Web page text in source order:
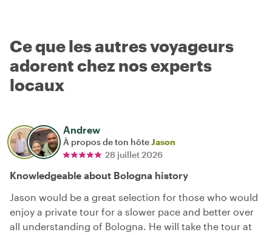
Ce que les autres voyageurs
adorent chez nos experts
locaux
Andrew
À propos de ton hôteJason
28 juillet 2026
Knowledgeable about Bologna history
Jason would be a great selection for those who would
enjoy a private tour for a slower pace and better over
all understanding of Bologna. He will take the tour at